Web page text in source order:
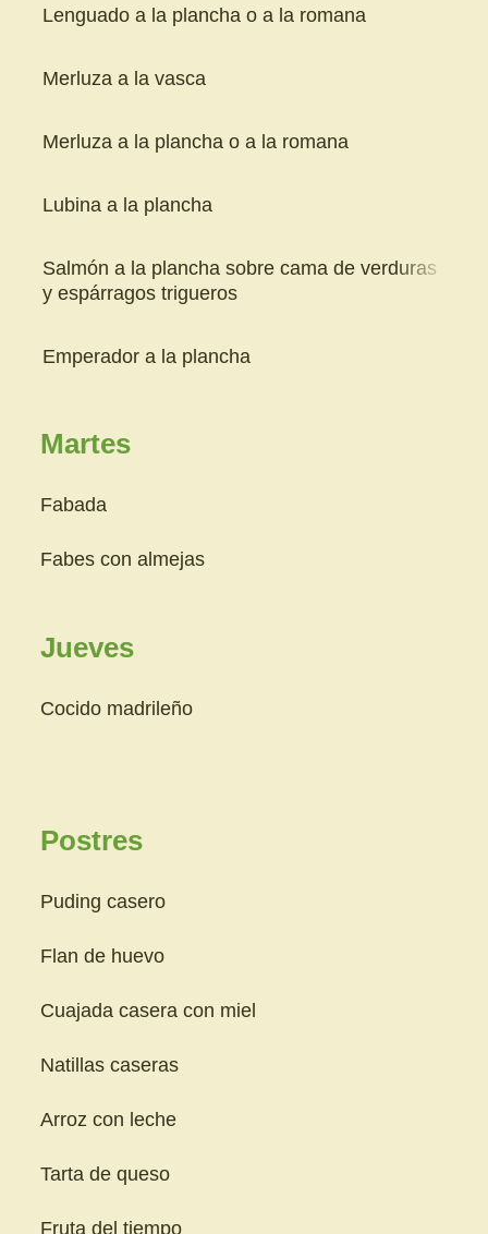
Lenguado a la plancha o a la romana
Merluza a la vasca
Merluza a la plancha o a la romana
Lubina a la plancha
Salmón a la plancha sobre cama de verduras
y espárragos trigueros
Emperador a la plancha
Martes
Fabada
Fabes con almejas
Jueves
Cocido madrileño
Postres
Puding casero
Flan de huevo
Cuajada casera con miel
Natillas caseras
Arroz con leche
Tarta de queso
Fruta del tiempo